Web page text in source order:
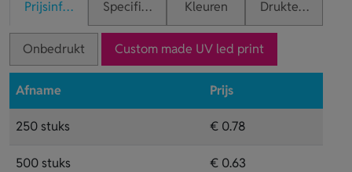
PrijsinformatieSpecificaties Kleuren Druktechnieken
Onbedrukt Custom made UV led print
Afname Prijs
250 stuks € 0.78
500 stuks € 0.63